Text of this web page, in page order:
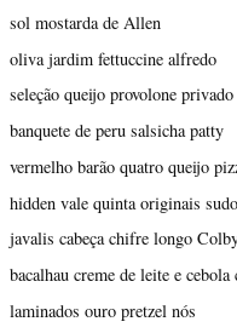
sol mostarda de Allen
oliva jardim fettuccine alfredo
seleção queijo provolone privado
banquete de peru salsicha patty
vermelho barão quatro queijo
hidden vale quinta originais
javalis cabeça chifre longo
bacalhau creme de leite e
laminados ouro pretzel nós